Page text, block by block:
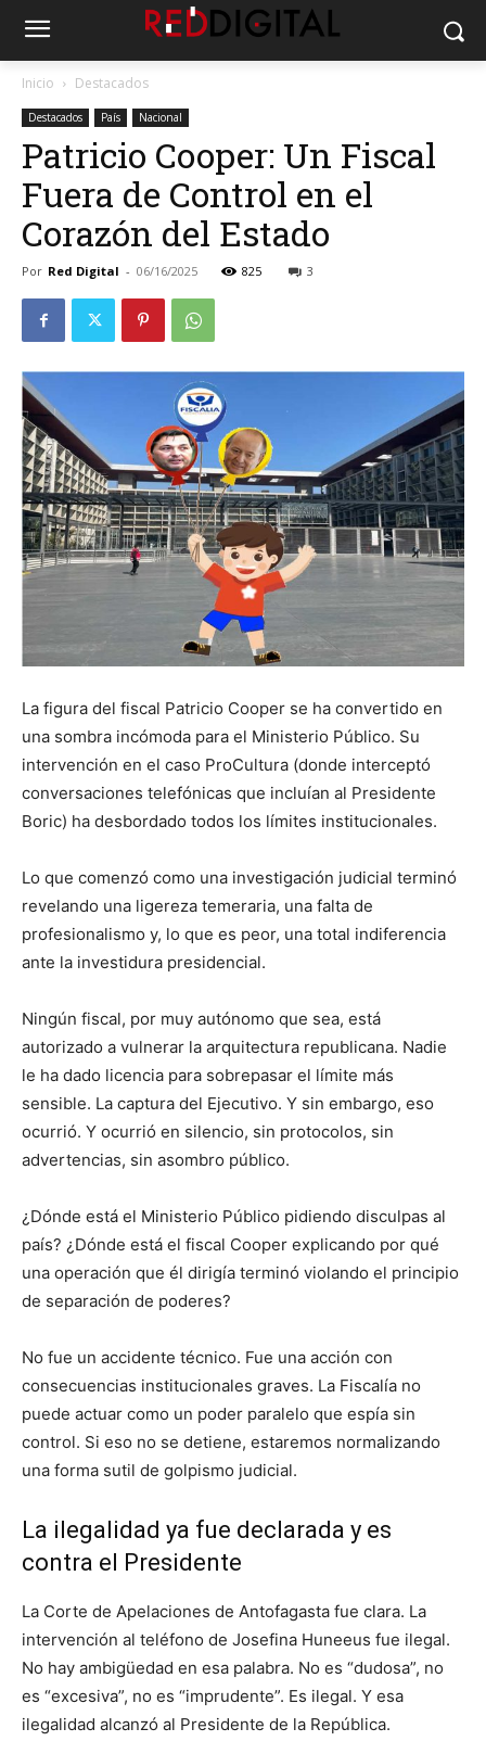
Inicio Destacados
Destacados País Nacional
Patricio Cooper: Un Fiscal
Fuera de Control en el
Corazón del Estado
Por Red Digital - 06/16/2025 825 3
La figura del fiscal Patricio Cooper se ha convertido en
una sombra incómoda para el Ministerio Público. Su
intervención en el caso ProCultura (donde interceptó
conversaciones telefónicas que incluían al Presidente
Boric) ha desbordado todos los límites institucionales.
Lo que comenzó como una investigación judicial terminó
revelando una ligereza temeraria, una falta de
profesionalismo y, lo que es peor, una total indiferencia
ante la investidura presidencial.
Ningún fiscal, por muy autónomo que sea, está
autorizado a vulnerar la arquitectura republicana. Nadie
le ha dado licencia para sobrepasar el límite más
sensible. La captura del Ejecutivo. Y sin embargo, eso
ocurrió. Y ocurrió en silencio, sin protocolos, sin
advertencias, sin asombro público.
¿Dónde está el Ministerio Público pidiendo disculpas al
país? ¿Dónde está el fiscal Cooper explicando por qué
una operación que él dirigía terminó violando el principio
de separación de poderes?
No fue un accidente técnico. Fue una acción con
consecuencias institucionales graves. La Fiscalía no
puede actuar como un poder paralelo que espía sin
control. Si eso no se detiene, estaremos normalizando
una forma sutil de golpismo judicial.
La ilegalidad ya fue declarada y es
contra el Presidente
La Corte de Apelaciones de Antofagasta fue clara. La
intervención al teléfono de Josefina Huneeus fue ilegal.
No hay ambigüedad en esa palabra. No es “dudosa”, no
es “excesiva”, no es “imprudente”. Es ilegal. Y esa
ilegalidad alcanzó al Presidente de la República.